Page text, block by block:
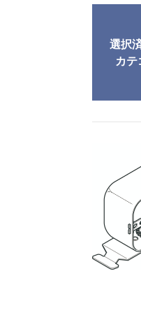
選択
カテ